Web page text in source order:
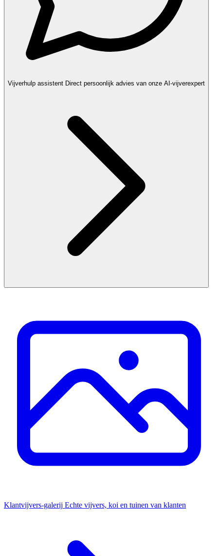
Vijverhulp assistent Direct persoonlijk advies van onze AI-vijverexpert
Klantvijvers-galerij Echte vijvers, koi en tuinen van klanten